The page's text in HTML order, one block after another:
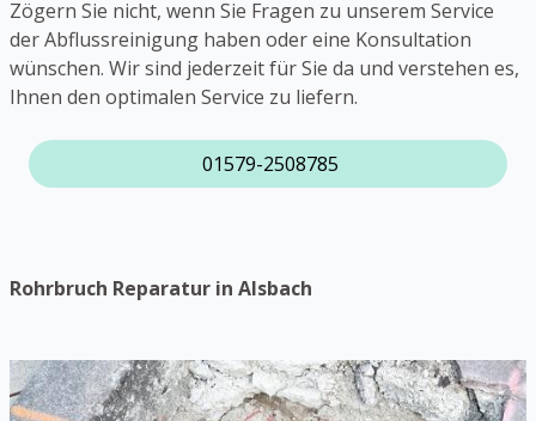
Zögern Sie nicht, wenn Sie Fragen zu unserem Service
der Abflussreinigung haben oder eine Konsultation
wünschen. Wir sind jederzeit für Sie da und verstehen es,
Ihnen den optimalen Service zu liefern.
01579-2508785
Rohrbruch Reparatur in Alsbach